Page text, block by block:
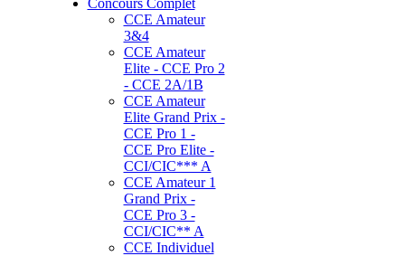
Concours Complet
CCE Amateur
3&4
CCE Amateur
Elite - CCE Pro 2
- CCE 2A/1B
CCE Amateur
Elite Grand Prix -
CCE Pro 1 -
CCE Pro Elite -
CCI/CIC*** A
CCE Amateur 1
Grand Prix -
CCE Pro 3 -
CCI/CIC** A
CCE Individuel